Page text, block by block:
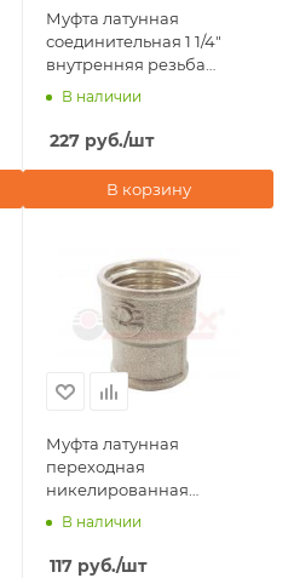
Муфта латунная
соединительная 1 1/4"
внутренняя резьба
Valfex
В наличии
227 руб./шт
В корзину
Муфта латунная
переходная
никелированная
3/4"х1/2" внутренняя
В наличии
117 руб./шт